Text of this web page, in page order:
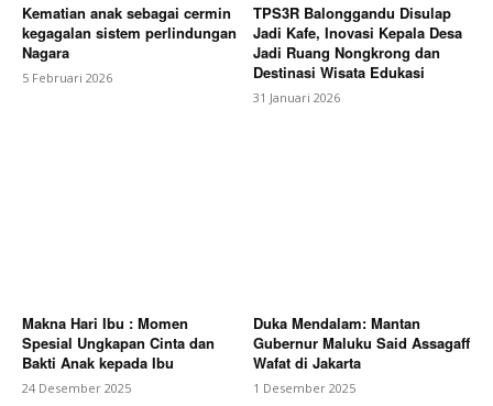
Kematian anak sebagai cermin
kegagalan sistem perlindungan
Nagara
5 Februari 2026
TPS3R Balonggandu Disulap
Jadi Kafe, Inovasi Kepala Desa
Jadi Ruang Nongkrong dan
Destinasi Wisata Edukasi
31 Januari 2026
Makna Hari Ibu : Momen
Spesial Ungkapan Cinta dan
Bakti Anak kepada Ibu
24 Desember 2025
Duka Mendalam: Mantan
Gubernur Maluku Said Assagaff
Wafat di Jakarta
1 Desember 2025